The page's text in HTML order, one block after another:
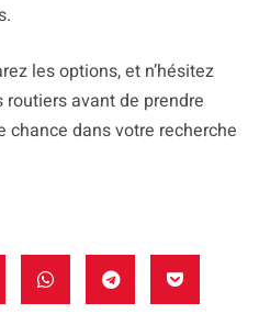
les options, et n’hésitez
avant de prendre
chance dans votre recherche